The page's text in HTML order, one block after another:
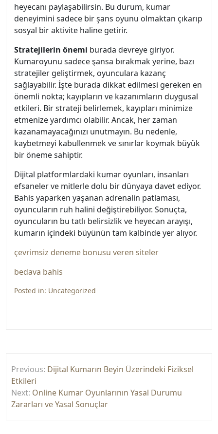
heyecanı paylaşabilirsin. Bu durum, kumar
deneyimini sadece bir şans oyunu olmaktan çıkarıp
sosyal bir aktivite haline getirir.
Stratejilerin önemi burada devreye giriyor.
Kumaroyunu sadece şansa bırakmak yerine, bazı
stratejiler geliştirmek, oyunculara kazanç
sağlayabilir. İşte burada dikkat edilmesi gereken en
önemli nokta; kayıpların ve kazanımların duygusal
etkileri. Bir strateji belirlemek, kayıpları minimize
etmenize yardımcı olabilir. Ancak, her zaman
kazanamayacağınızı unutmayın. Bu nedenle,
kaybetmeyi kabullenmek ve sınırlar koymak büyük
bir öneme sahiptir.
Dijital platformlardaki kumar oyunları, insanları
efsaneler ve mitlerle dolu bir dünyaya davet ediyor.
Bahis yaparken yaşanan adrenalin patlaması,
oyuncuların ruh halini değiştirebiliyor. Sonuçta,
oyuncuların bu tatlı belirsizlik ve heyecan arayışı,
kumarın içindeki büyünün tam kalbinde yer alıyor.
çevrimsiz deneme bonusu veren siteler
bedava bahis
Posted in: Uncategorized
gezinmesi
Previous: Dijital Kumarın Beyin Üzerindeki Fiziksel
Etkileri
Next: Online Kumar Oyunlarının Yasal Durumu
Zararları ve Yasal Sonuçlar